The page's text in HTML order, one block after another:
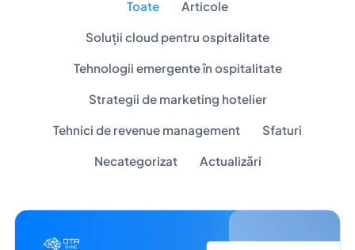
Toate Articole
Soluții cloud pentru ospitalitate
Tehnologii emergente în ospitalitate
Strategii de marketing hotelier
Tehnici de revenue management Sfaturi
Necategorizat Actualizări